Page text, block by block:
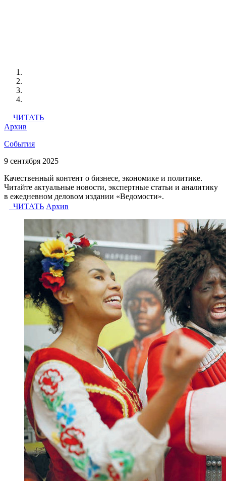
ЧИТАТЬ
Архив
События
9 сентября 2025
Качественный контент о бизнесе, экономике и политике.
Читайте актуальные новости, экспертные статьи и аналитику
в ежедневном деловом издании «Ведомости».
ЧИТАТЬ Архив